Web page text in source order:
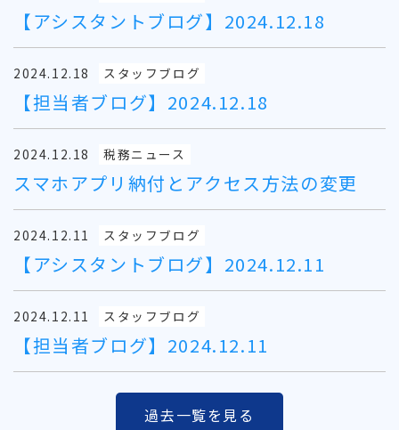
【アシスタントブログ】2024.12.18
2024.12.18 スタッフブログ
【担当者ブログ】2024.12.18
2024.12.18 税務ニュース
スマホアプリ納付とアクセス方法の変更
2024.12.11 スタッフブログ
【アシスタントブログ】2024.12.11
2024.12.11 スタッフブログ
【担当者ブログ】2024.12.11
過去一覧を見る